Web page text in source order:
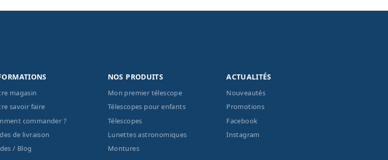
magasin
savoir faire
commander ?
de livraison
/ Blog
NOS PRODUITS
Mon premier télescope
Télescopes pour enfants
Télescopes
Lunettes astronomiques
Montures
ACTUALITÉS
Nouveautés
Promotions
Facebook
Instagram